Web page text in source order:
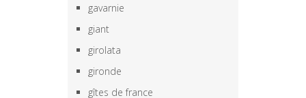
gavarnie
giant
girolata
gironde
gîtes de france